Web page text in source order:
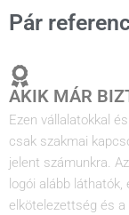
Pár
AKIK MÁR
Ezen vállalatokkal
csak szakmai
jelent számunkra.
logói alább
elkötelezettség és